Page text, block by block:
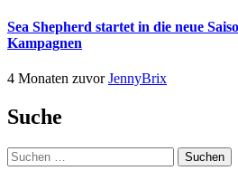
Sea Shepherd startet in die neue
Kampagnen
4 Monaten zuvorJennyBrix
Suche
Suchen
nach: